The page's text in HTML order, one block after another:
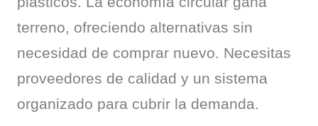
terreno, ofreciendo alternativas sin
necesidad de comprar nuevo. Necesitas
proveedores de calidad y un sistema
organizado para cubrir la demanda.